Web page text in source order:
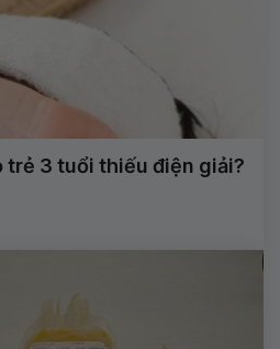
trẻ 3 tuổi thiếu điện giải?